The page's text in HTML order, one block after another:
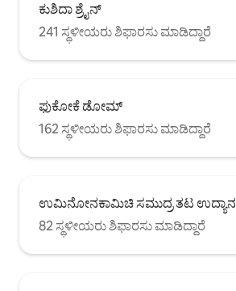
ಕುಶಿದಾ ಶ್ರೈನ್
241 ಸ್ಥಳೀಯರು ಶಿಫಾರಸು ಮಾಡಿದ್ದಾರೆ
ಫುಕೋಕೆ ಡೋಮ್
162 ಸ್ಥಳೀಯರು ಶಿಫಾರಸು ಮಾಡಿದ್ದಾರೆ
ಉಮಿನೋನಕಾಮಿಚಿ ಸಮುದ್ರ ತಟ ಉದ್ಯಾನ
82 ಸ್ಥಳೀಯರು ಶಿಫಾರಸು ಮಾಡಿದ್ದಾರೆ